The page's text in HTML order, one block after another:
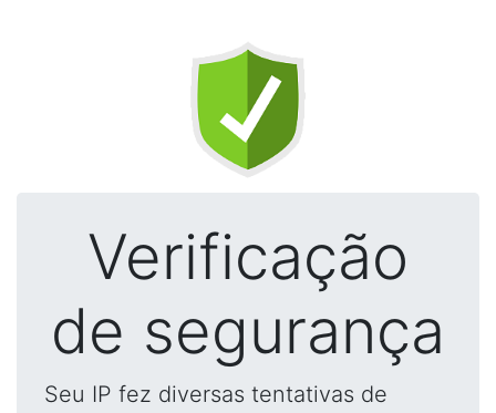
Verificação
de segurança
Seu IP fez diversas tentativas de